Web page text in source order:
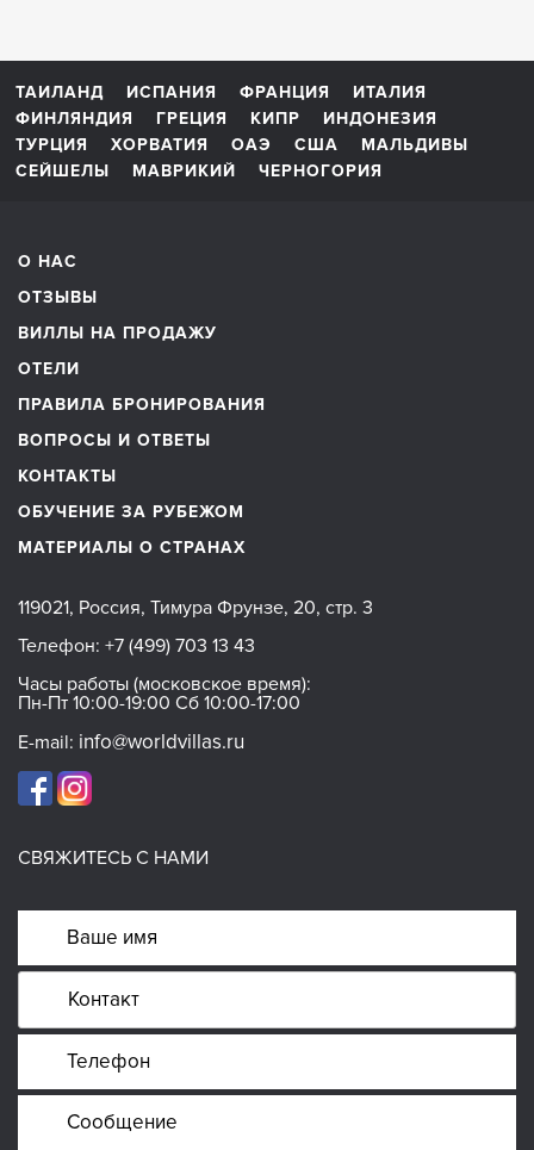
ТАИЛАНД ИСПАНИЯ ФРАНЦИЯ
ИТАЛИЯ
ФИНЛЯНДИЯ
ГРЕЦИЯ КИПР
ИНДОНЕЗИЯ
ТУРЦИЯ
ХОРВАТИЯ ОАЭ США
МАЛЬДИВЫ
СЕЙШЕЛЫ
МАВРИКИЙ ЧЕРНОГОРИЯ
О НАС
ОТЗЫВЫ
ВИЛЛЫ НА ПРОДАЖУ
ОТЕЛИ
ПРАВИЛА БРОНИРОВАНИЯ
ВОПРОСЫ И ОТВЕТЫ
КОНТАКТЫ
ОБУЧЕНИЕ ЗА РУБЕЖОМ
МАТЕРИАЛЫ О СТРАНАХ
119021, Россия, Тимура Фрунзе, 20, стр. 3
Телефон: +7 (499) 703 13 43
Часы работы (московское время):
Пн-Пт 10:00-19:00 Сб 10:00-17:00
E-mail: info@worldvillas.ru
СВЯЖИТЕСЬ С НАМИ